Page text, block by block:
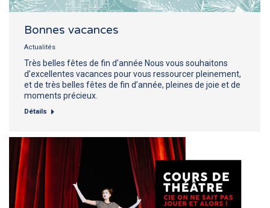
Bonnes vacances
Actualités
Très belles fêtes de fin d’année Nous vous souhaitons
d’excellentes vacances pour vous ressourcer pleinement,
et de très belles fêtes de fin d’année, pleines de joie et de
moments précieux.
Détails